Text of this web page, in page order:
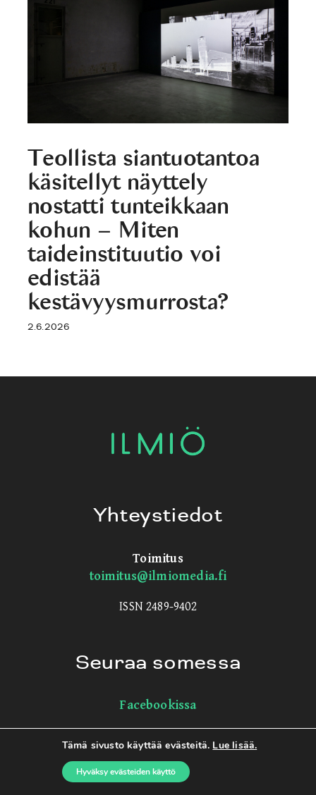
Teollista siantuotantoa
käsitellyt näyttely
nostatti tunteikkaan
kohun – Miten
taideinstituutio voi
edistää
kestävyysmurrosta?
2.6.2026
Yhteystiedot
Toimitus
toimitus@ilmiomedia.fi
ISSN 2489-9402
Seuraa somessa
Facebookissa
Blueskyssa
Tämä sivusto käyttää evästeitä. Lue lisää.
Hyväksy evästeiden käyttö